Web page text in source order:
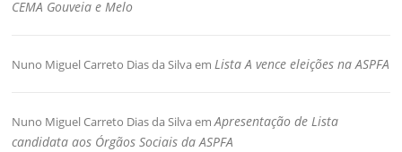
CEMA Gouveia e Melo
Nuno Miguel Carreto Dias da SilvaemLista A vence eleições na ASPFA
Nuno Miguel Carreto Dias da SilvaemApresentação de Lista
candidata aos Órgãos Sociais da ASPFA